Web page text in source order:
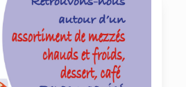
4 juin 2026
la Croix Bleue le 5 juillet